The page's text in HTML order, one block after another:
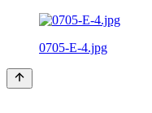
0705-E-4.jpg